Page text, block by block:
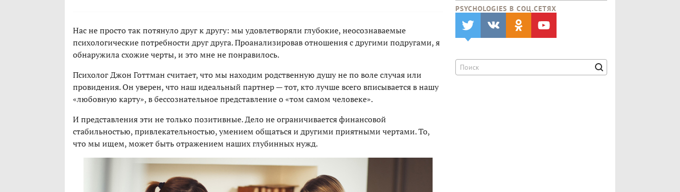
Нас не просто так потянуло друг к другу: мы удовлетворяли глубокие, неосознаваемые
психологические потребности друг друга. Проанализировав отношения с другими подругами, я
обнаружила схожие черты, и это мне не понравилось.
Психолог Джон Готтман считает, что мы находим родственную душу не по воле случая или
провидения. Он уверен, что наш идеальный партнер — тот, кто лучше всего вписывается в нашу
«любовную карту», в бессознательное представление о «том самом человеке».
И представления эти не только позитивные. Дело не ограничивается финансовой
стабильностью, привлекательностью, умением общаться и другими приятными чертами. То,
что мы ищем, может быть отражением наших глубинных нужд.
PSYCHOLOGIES В CОЦ.СЕТЯХ